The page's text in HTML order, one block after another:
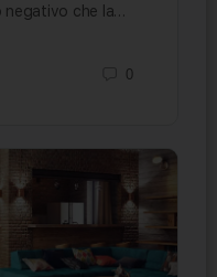
negativo che la…
0